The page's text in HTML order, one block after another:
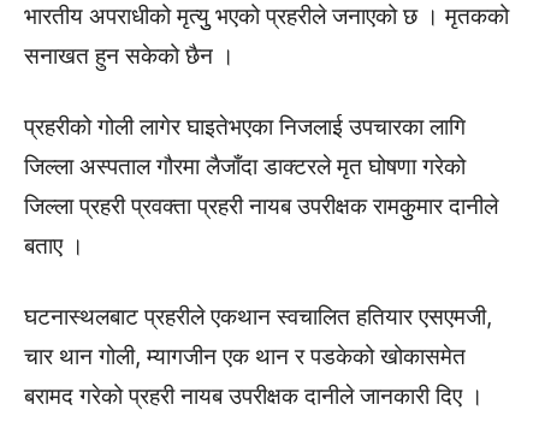
भारतीय अपराधीको मृत्युु भएको प्रहरीले जनाएको छ । मृतकको
सनाखत हुन सकेको छैन ।
प्रहरीको गोली लागेर घाइतेभएका निजलाई उपचारका लागि
जिल्ला अस्पताल गौरमा लैजाँदा डाक्टरले मृत घोषणा गरेको
जिल्ला प्रहरी प्रवक्ता प्रहरी नायब उपरीक्षक रामकुुमार दानीले
बताए ।
घटनास्थलबाट प्रहरीले एकथान स्वचालित हतियार एसएमजी,
चार थान गोली, म्यागजीन एक थान र पडकेको खोकासमेत
बरामद गरेको प्रहरी नायब उपरीक्षक दानीले जानकारी दिए ।